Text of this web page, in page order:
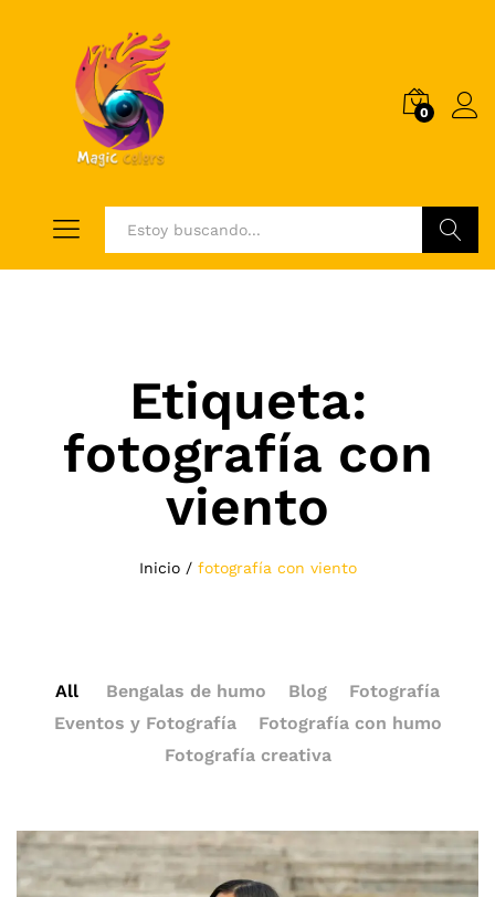
0
Etiqueta:
fotografía con
viento
Inicio / fotografía con viento
All Bengalas de humo Blog
Fotografía
Eventos y Fotografía
Fotografía con humo
Fotografía creativa